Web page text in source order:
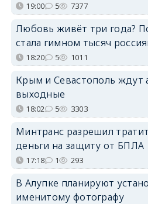
19:00 5 7377
Любовь живёт три года?
стала гимном тысяч
18:20 5 1011
Крым и Севастополь ждут
выходные
18:02 5 3303
Минтранс разрешил
деньги на защиту от БПЛА
17:18 1 293
В Алупке планируют
именитому фотографу